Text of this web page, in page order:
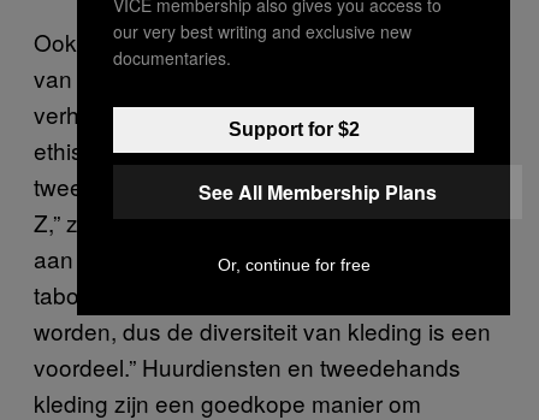
Ook influencers maken dankbaar gebruik
van de opkomst van dit soort
verhuurdiensten, al is het niet altijd uit
ethische overwegingen. “De huur- en
tweedehandsmarkten zijn populair onder Gen
Z,” zegt Raymond Wimer, assistent-professor
aan de Universiteit van Syracuse. “Het is
taboe om in dezelfde outfit gefotografeerd te
worden, dus de diversiteit van kleding is een
voordeel.” Huurdiensten en tweedehands
kleding zijn een goedkope manier om
our very best writing and exclusive new
documentaries.
Support for $2
See All Membership Plans
Or, continue for free